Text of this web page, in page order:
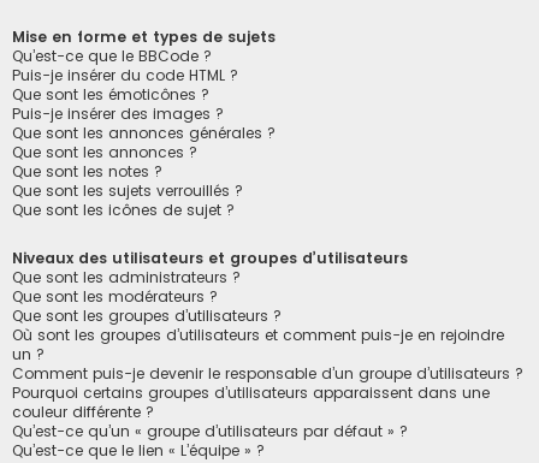
Mise en forme et types de sujets
Qu’est-ce que le BBCode ?
Puis-je insérer du code HTML ?
Que sont les émoticônes ?
Puis-je insérer des images ?
Que sont les annonces générales ?
Que sont les annonces ?
Que sont les notes ?
Que sont les sujets verrouillés ?
Que sont les icônes de sujet ?
Niveaux des utilisateurs et groupes d’utilisateurs
Que sont les administrateurs ?
Que sont les modérateurs ?
Que sont les groupes d’utilisateurs ?
Où sont les groupes d’utilisateurs et comment puis-je en rejoindre
un ?
Comment puis-je devenir le responsable d’un groupe d’utilisateurs ?
Pourquoi certains groupes d’utilisateurs apparaissent dans une
couleur différente ?
Qu’est-ce qu’un « groupe d’utilisateurs par défaut » ?
Qu’est-ce que le lien « L’équipe » ?